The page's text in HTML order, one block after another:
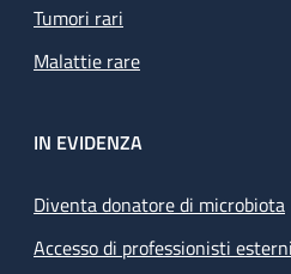
Tumori rari
Malattie rare
IN EVIDENZA
Diventa donatore di microbiota
Accesso di professionisti